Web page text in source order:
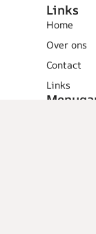
Links
Home
Over ons
Contact
Links